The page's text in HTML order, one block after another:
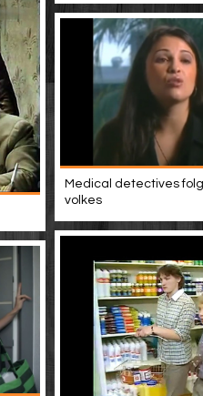
Medical detectives
volkes